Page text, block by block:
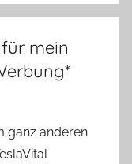
mein
ganz anderen